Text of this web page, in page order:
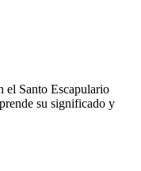
el Santo Escapulario
su significado y